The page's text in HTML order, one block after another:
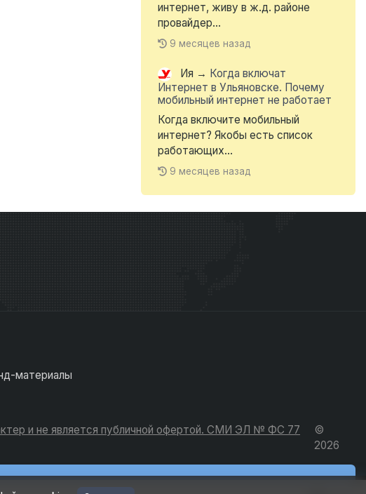
интернет, живу в ж.д. районе
провайдер...
9 месяцев назад
Ия → Когда включат
Интернет в Ульяновске. Почему
мобильный интернет не работает
Когда включите мобильный
интернет? Якобы есть список
работающих...
9 месяцев назад
материалы
и не является публичной офертой. СМИ ЭЛ № ФС 77
©
2026